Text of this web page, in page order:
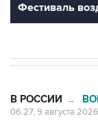
Фестиваль
В РОССИИ →
06:27, 9 августа 2026